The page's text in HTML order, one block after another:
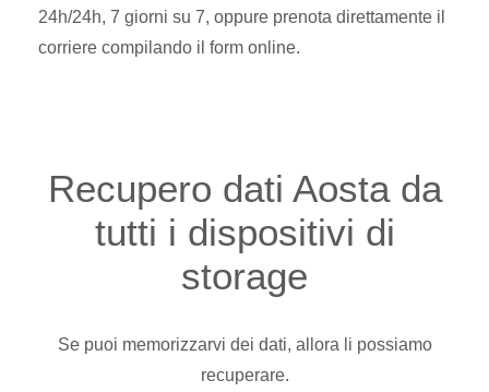
24h/24h, 7 giorni su 7, oppure prenota direttamente il
corriere compilando il form online.
Recupero dati Aosta da
tutti i dispositivi di
storage
Se puoi memorizzarvi dei dati, allora li possiamo
recuperare.